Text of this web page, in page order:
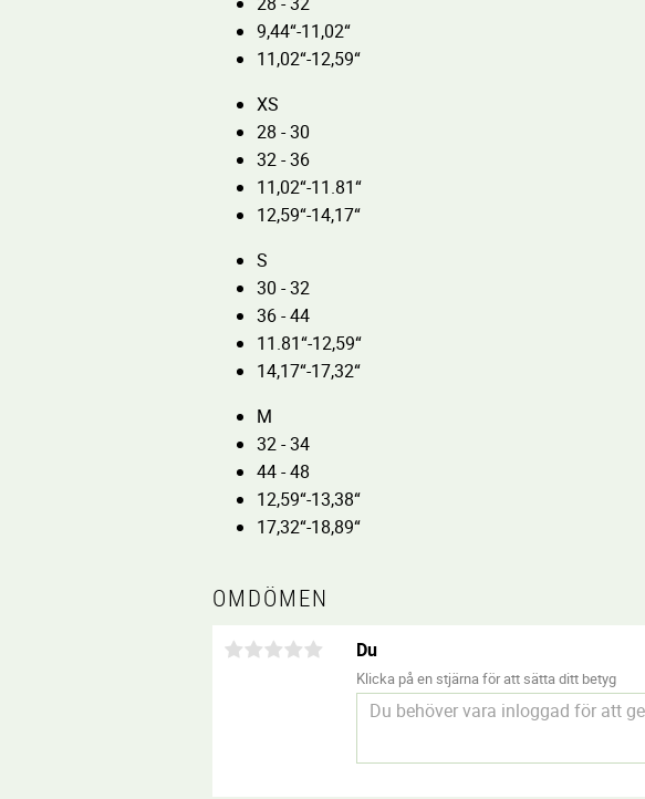
9,44“-11,02“
11,02“-12,59“
XS
28 - 30
32 - 36
11,02“-11.81“
12,59“-14,17“
S
30 - 32
36 - 44
11.81“-12,59“
14,17“-17,32“
M
32 - 34
44 - 48
12,59“-13,38“
17,32“-18,89“
OMDÖMEN
Du
Klicka på en stjärna för att sätta ditt betyg